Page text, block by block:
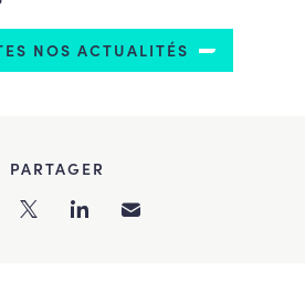
NOS ACTUALITÉS
PARTAGER